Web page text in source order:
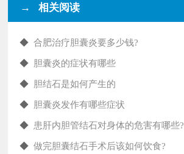
→ 相关阅读
◆合肥治疗胆囊炎要多少钱?
◆ 胆囊炎的症状有哪些
◆ 胆结石是如何产生的
◆ 胆囊炎发作有哪些症状
◆ 患肝内胆管结石对身体的危害有哪些?
◆做完胆囊结石手术后该如何饮食?